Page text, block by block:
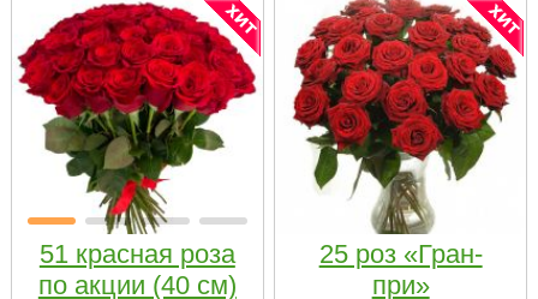
51 красная роза
по акции (40 см)
25 роз «Гран-
при»